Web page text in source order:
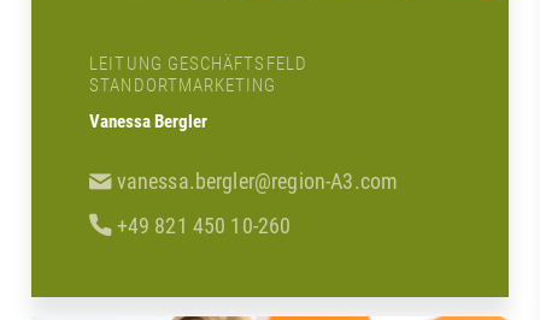
LEITUNG GESCHÄFTSFELD
STANDORTMARKETING
Vanessa Bergler
vanessa.bergler@region-A3.com
+49 821 450 10-260